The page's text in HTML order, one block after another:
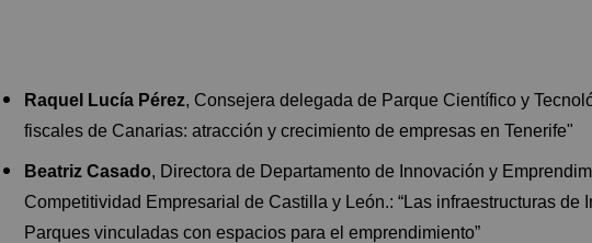
Raquel Lucía Pérez, Consejera delegada de Parque Científico y
fiscales de Canarias: atracción y crecimiento de empresas en Tenerife"
Beatriz Casado, Directora de Departamento de Innovación y
Competitividad Empresarial de Castilla y León.: “Las infraestructuras de
Parques vinculadas con espacios para el emprendimiento”